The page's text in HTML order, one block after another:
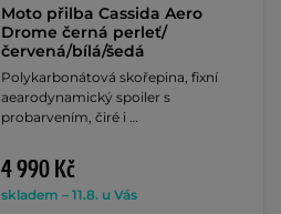
Moto přilba Cassida Aero
Drome černá perleť/
červená/bílá/šedá
Polykarbonátová skořepina, fixní
aearodynamický spoiler s
probarvením, čiré i …
4 990 Kč
skladem – 11.8. u Vás